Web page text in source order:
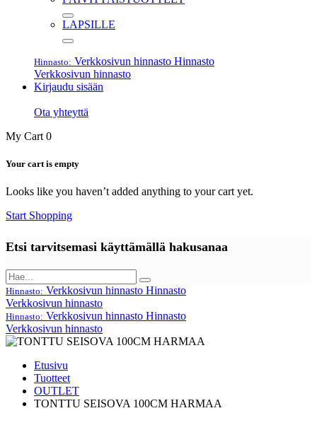
LAPSILLE
Hinnasto: Verkkosivun hinnasto Hinnasto
Verkkosivun hinnasto
Kirjaudu sisään
Ota yhteyttä
My Cart 0
Your cart is empty
Looks like you haven’t added anything to your cart yet.
Start Shopping
Etsi tarvitsemasi käyttämällä hakusanaa
Hinnasto: Verkkosivun hinnasto Hinnasto
Verkkosivun hinnasto
Hinnasto: Verkkosivun hinnasto Hinnasto
Verkkosivun hinnasto
Etusivu
Tuotteet
OUTLET
TONTTU SEISOVA 100CM HARMAA